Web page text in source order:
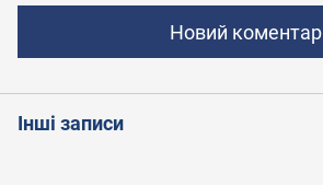
Новий коментар
Інші записи